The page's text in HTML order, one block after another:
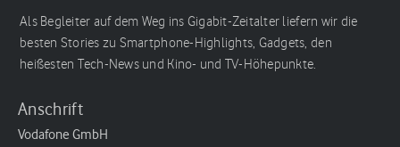
Als Begleiter auf dem Weg ins Gigabit-Zeitalter liefern wir die
besten Stories zu Smartphone-Highlights, Gadgets, den
heißesten Tech-News und Kino- und TV-Höhepunkte.
Anschrift
Vodafone GmbH